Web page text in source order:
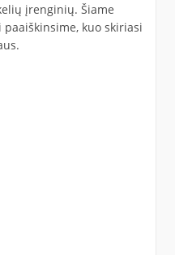
įrenginių. Šiame
kuo skiriasi